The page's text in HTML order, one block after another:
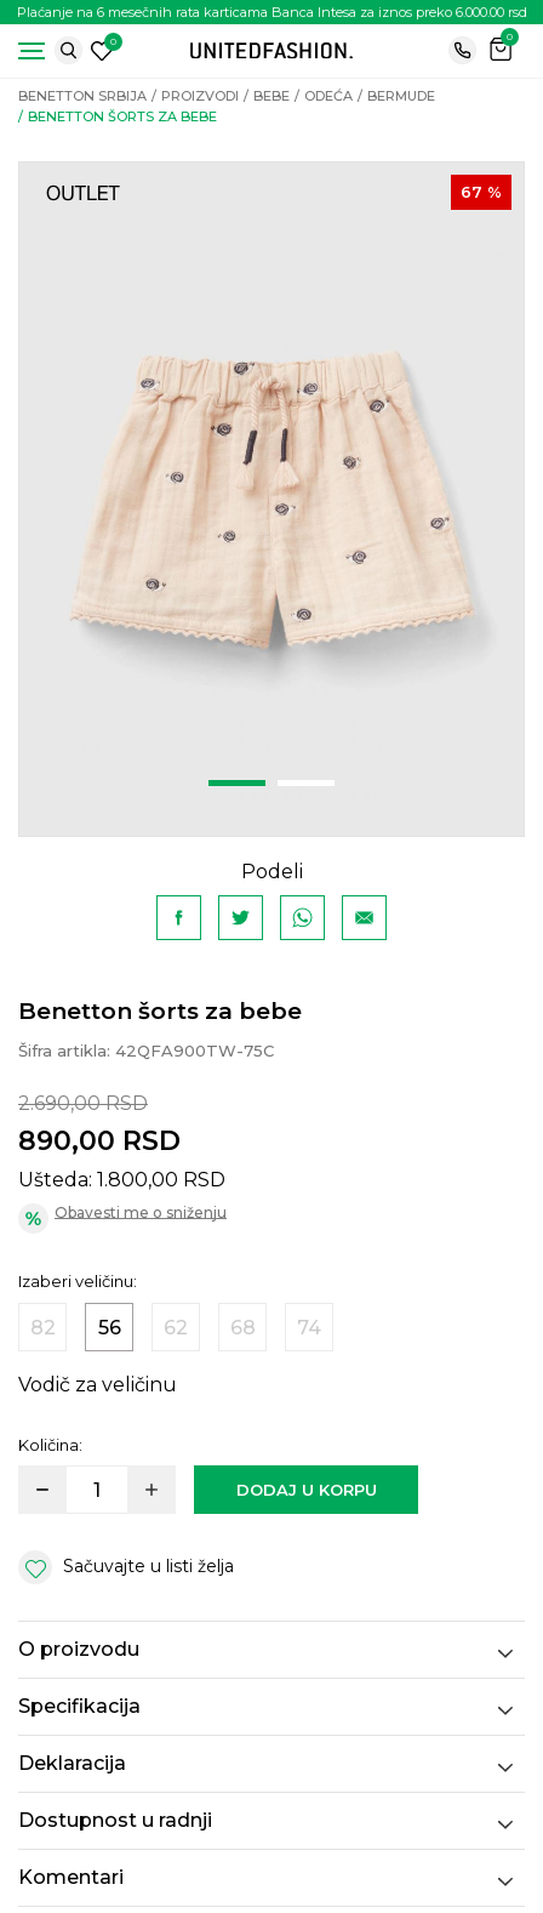
Plaćanje na 6 mesečnih rata karticama Banca Intesa za iznos preko 6.000.00 rsd
0
0
BENETTON SRBIJA PROIZVODI BEBE ODEĆA
BERMUDE
BENETTON ŠORTS ZA BEBE
67 %
Podeli
Benetton šorts za bebe
Šifra artikla: 42QFA900TW-75C
2.690,00 RSD
890,00 RSD
Ušteda: 1.800,00 RSD
Obavesti me o sniženju
Izaberi veličinu:
82 56 62 68 74
Vodič za veličinu
Količina:
DODAJ U KORPU
Sačuvajte u listi želja
O proizvodu
Specifikacija
Deklaracija
Dostupnost u radnji
Komentari